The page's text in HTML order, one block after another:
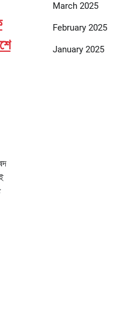
March 2025
February 2025
January 2025